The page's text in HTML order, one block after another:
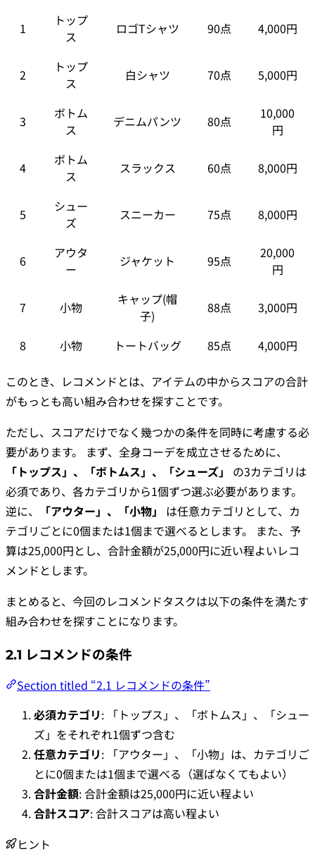
1
トップ
ス
ロゴTシャツ 90点 4,000円
2
トップ
ス
白シャツ 70点 5,000円
3
ボトム
ス
デニムパンツ 80点
10,000
円
4
ボトム
ス
スラックス 60点 8,000円
5
シュー
ズ
スニーカー 75点 8,000円
6
アウタ
ー
ジャケット 95点
20,000
円
7 小物
キャップ(帽
子)
88点 3,000円
8 小物 トートバッグ 85点 4,000円
このとき、レコメンドとは、アイテムの中からスコアの合計
がもっとも高い組み合わせを探すことです。
ただし、スコアだけでなく幾つかの条件を同時に考慮する必
要があります。 まず、全身コーデを成立させるために、
「トップス」、「ボトムス」、「シューズ」
の3カテゴリは
必須であり、各カテゴリから1個ずつ選ぶ必要があります。
逆に、
「アウター」、「小物」
は任意カテゴリとして、カ
テゴリごとに0個または1個まで選べるとします。 また、予
算は25,000円とし、合計金額が25,000円に近い程よいレコ
メンドとします。
まとめると、今回のレコメンドタスクは以下の条件を満たす
組み合わせを探すことになります。
2.1 レコメンドの条件
Section titled “2.1 レコメンドの条件”
必須カテゴリ: 「トップス」、「ボトムス」、「シュー
ズ」をそれぞれ1個ずつ含む
任意カテゴリ: 「アウター」、「小物」は、カテゴリご
とに0個または1個まで選べる（選ばなくてもよい）
合計金額: 合計金額は25,000円に近い程よい
合計スコア: 合計スコアは高い程よい
ヒント